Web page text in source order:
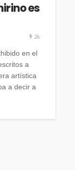
es
2k
en el
a
artística
a decir a